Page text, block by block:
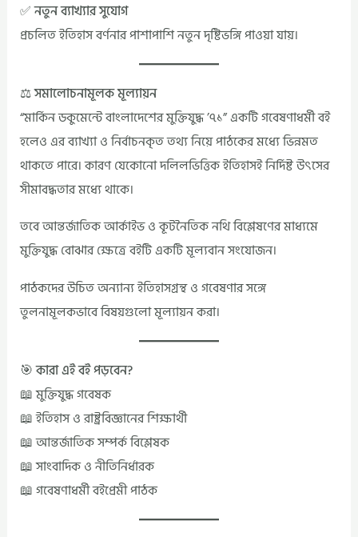
✅ নতুন ব্যাখ্যার সুযোগ
প্রচলিত ইতিহাস বর্ণনার পাশাপাশি নতুন দৃষ্টিভঙ্গি পাওয়া যায়।
⚖️ সমালোচনামূলক মূল্যায়ন
“মার্কিন ডকুমেন্টে বাংলাদেশের মুক্তিযুদ্ধ ’৭১” একটি গবেষণাধর্মী বই
হলেও এর ব্যাখ্যা ও নির্বাচনকৃত তথ্য নিয়ে পাঠকের মধ্যে ভিন্নমত
থাকতে পারে। কারণ যেকোনো দলিলভিত্তিক ইতিহাসই নির্দিষ্ট উৎসের
সীমাবদ্ধতার মধ্যে থাকে।
তবে আন্তর্জাতিক আর্কাইভ ও কূটনৈতিক নথি বিশ্লেষণের মাধ্যমে
মুক্তিযুদ্ধ বোঝার ক্ষেত্রে বইটি একটি মূল্যবান সংযোজন।
পাঠকদের উচিত অন্যান্য ইতিহাসগ্রন্থ ও গবেষণার সঙ্গে
তুলনামূলকভাবে বিষয়গুলো মূল্যায়ন করা।
🎯 কারা এই বই পড়বেন?
📖 মুক্তিযুদ্ধ গবেষক
📖 ইতিহাস ও রাষ্ট্রবিজ্ঞানের শিক্ষার্থী
📖 আন্তর্জাতিক সম্পর্ক বিশ্লেষক
📖 সাংবাদিক ও নীতিনির্ধারক
📖 গবেষণাধর্মী বইপ্রেমী পাঠক